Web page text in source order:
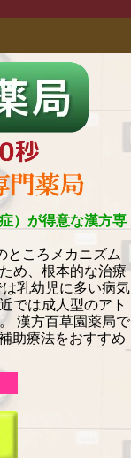
）が得意な漢方専
ところメカニズム
め、根本的な治療
乳幼児に多い病気
では成人型のアト
漢方百草園薬局で
助療法をおすすめ